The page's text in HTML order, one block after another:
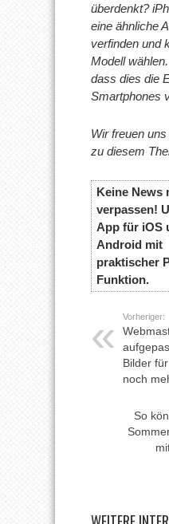
überdenkt?
eine ähnliche
verfinden und
Modell
dass dies die
Smartphones
Wir freuen
zu diesem
Keine News
verpassen!
App für iOS
Android mit
praktischer
Funktion.
Vorheriger:
Bilder
noch
So